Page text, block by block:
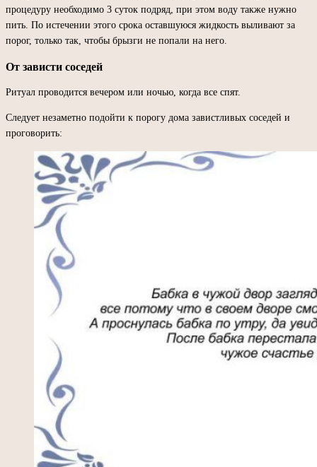
процедуру необходимо 3 суток подряд, при этом воду также нужно
пить. По истечении этого срока оставшуюся жидкость выливают за
порог, только так, чтобы брызги не попали на него.
От зависти соседей
Ритуал проводится вечером или ночью, когда все спят.
Следует незаметно подойти к порогу дома завистливых соседей и
проговорить: